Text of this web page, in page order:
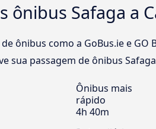
ônibus Safaga a
ônibus como a GoBus.ie e
sua passagem de ônibus
Ônibus mais
rápido
4h 40m